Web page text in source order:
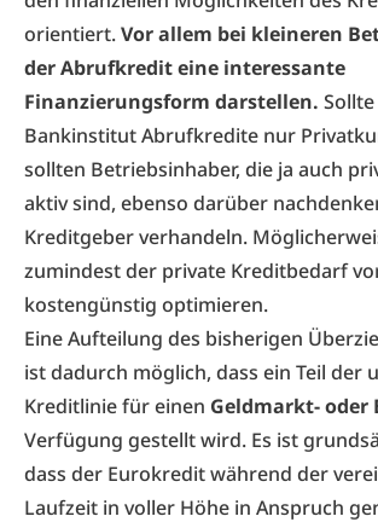
orientiert.Vor allem bei kleineren
der Abrufkredit eine interessante
Finanzierungsform darstellen.
Bankinstitut Abrufkredite nur
sollten Betriebsinhaber, die ja auch
aktiv sind, ebenso darüber
Kreditgeber verhandeln.
zumindest der private Kreditbedarf
kostengünstig optimieren.
Eine Aufteilung des bisherigen
ist dadurch möglich, dass ein Teil der
Kreditlinie für einen Geldmarkt- oder
Verfügung gestellt wird. Es ist
dass der Eurokredit während der
Laufzeit in voller Höhe in Anspruch